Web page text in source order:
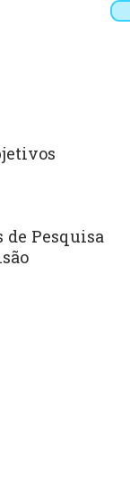
de Pesquisa
de Energia